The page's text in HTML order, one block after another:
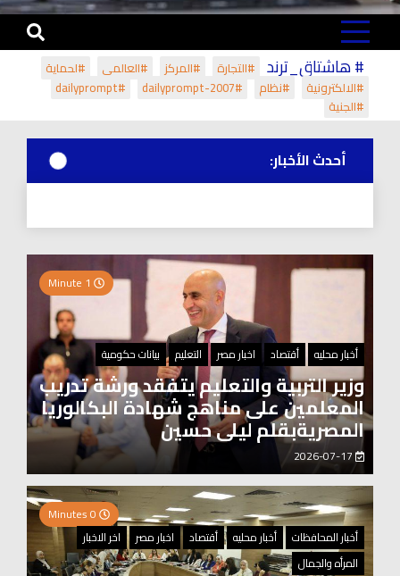
# هاشتاق_ترند #التجارة #المركز #العالمي
#لحماية
#الالكترونية
#نظام #dailyprompt-2007
#dailyprompt
#الجنية
أحدث الأخبار:
أخبار محليه أقتصاد اخبار مصر التعليم بيانات حكومية
وزير التربية والتعليم يتفقد ورشة تدريب
المعلمين على مناهج شهادة البكالوريا
المصريةبقلم ليلى حسين
أخبار المحافظات
أخبار محليه أقتصاد اخبار مصر
اخر الاخبار
المرأه والجمال